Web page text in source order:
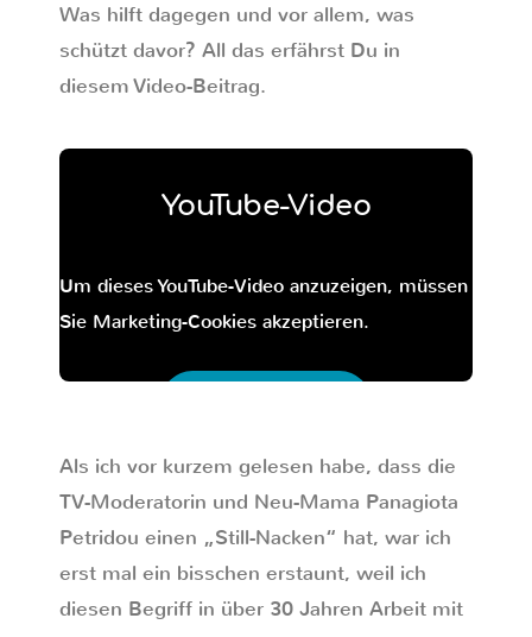
Was hilft dagegen und vor allem, was
schützt davor? All das erfährst Du in
diesem Video-Beitrag.
YouTube-Video
Um dieses YouTube-Video anzuzeigen, müssen
Sie Marketing-Cookies akzeptieren.
Als ich vor kurzem gelesen habe, dass die
TV-Moderatorin und Neu-Mama Panagiota
Petridou einen „Still-Nacken“ hat, war ich
erst mal ein bisschen erstaunt, weil ich
diesen Begriff in über 30 Jahren Arbeit mit